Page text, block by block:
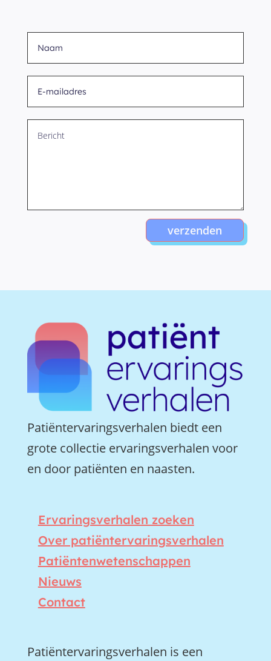
verzenden
Patiëntervaringsverhalen biedt een
grote collectie ervaringsverhalen voor
en door patiënten en naasten.
Ervaringsverhalen zoeken
Over patiëntervaringsverhalen
Patiëntenwetenschappen
Nieuws
Contact
Patiëntervaringsverhalen is een